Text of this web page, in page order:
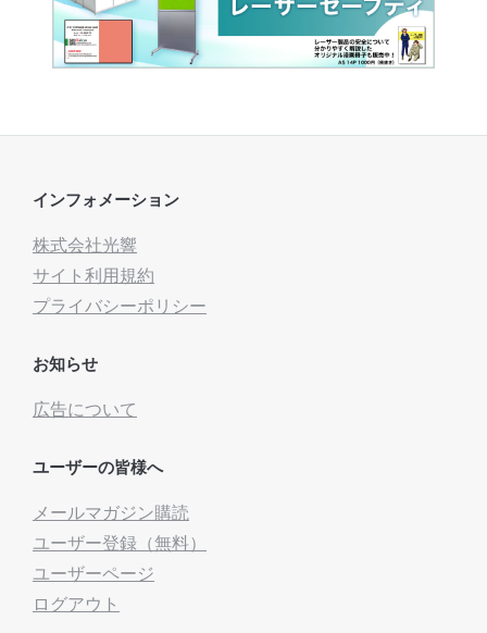
インフォメーション
株式会社光響
サイト利用規約
プライバシーポリシー
お知らせ
広告について
ユーザーの皆様へ
メールマガジン購読
ユーザー登録（無料）
ユーザーページ
ログアウト